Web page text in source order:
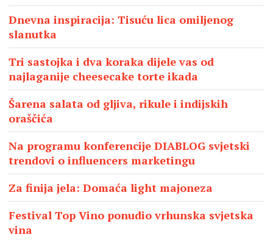
Dnevna inspiracija: Tisuću lica omiljenog
slanutka
Tri sastojka i dva koraka dijele vas od
najlaganije cheesecake torte ikada
Šarena salata od gljiva, rikule i indijskih
oraščića
Na programu konferencije DIABLOG svjetski
trendovi o influencers marketingu
Za finija jela: Domaća light majoneza
Festival Top Vino ponudio vrhunska svjetska
vina